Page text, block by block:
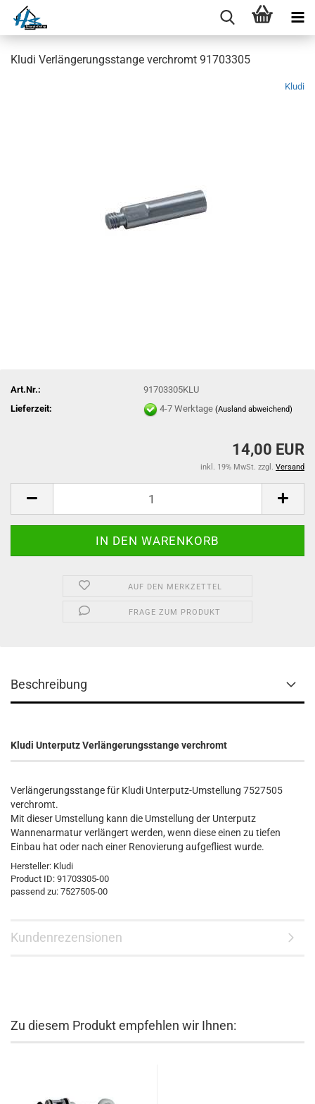
Kludi Verlängerungsstange verchromt 91703305
Kludi
Art.Nr.:
91703305KLU
Lieferzeit:
4-7 Werktage(Ausland abweichend)
14,00 EUR
inkl. 19% MwSt. zzgl. Versand
AUF DEN MERKZETTEL
FRAGE ZUM PRODUKT
Beschreibung
Kludi Unterputz Verlängerungsstange verchromt
Verlängerungsstange für Kludi Unterputz-Umstellung 7527505
verchromt.
Mit dieser Umstellung kann die Umstellung der Unterputz
Wannenarmatur verlängert werden, wenn diese einen zu tiefen
Einbau hat oder nach einer Renovierung aufgefliest wurde.
Hersteller: Kludi
Product ID: 91703305-00
passend zu: 7527505-00
Kundenrezensionen
Zu diesem Produkt empfehlen wir Ihnen: